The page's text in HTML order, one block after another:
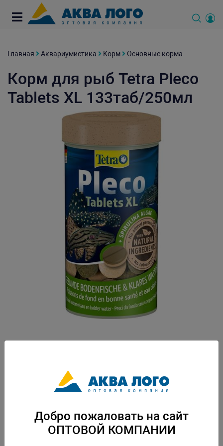
Главная Аквариумистика Корм Основные корма
Корм для рыб Tetra Pleco
Tablets XL 133таб/250мл
корм, специально разработанный для травоядных сомов и боций
-быстро размягчается в воде, поэтому с удовольствием поедается
рыбами -содержание стабильного витамина С укрепляет иммунную
Скачать каталогДобро пожаловать на сайт
ОПТОВОЙ КОМПАНИИ